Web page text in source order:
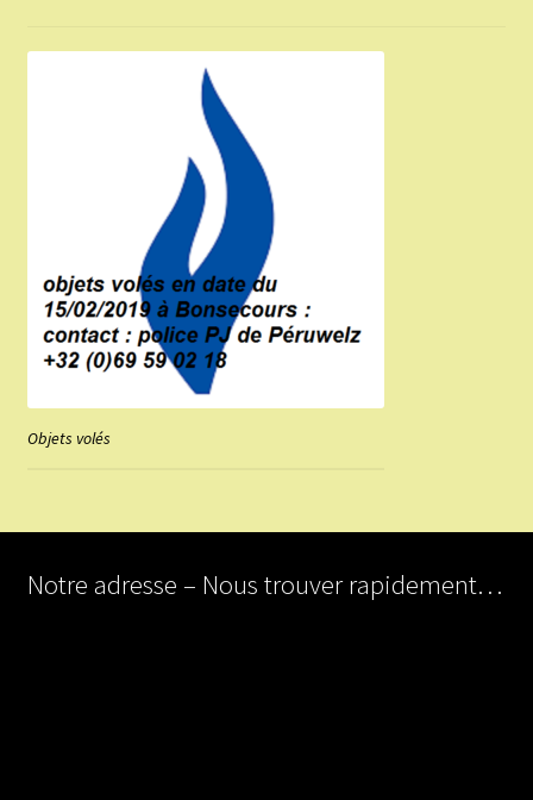
Objets volés
Notre adresse – Nous trouver rapidement…